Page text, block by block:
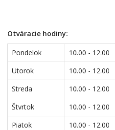
Otváracie hodiny:
Pondelok 10.00 - 12.00
Utorok
10.00 - 12.00
Streda
10.00 - 12.00
Štvrtok
10.00 - 12.00
Piatok
10.00 - 12.00